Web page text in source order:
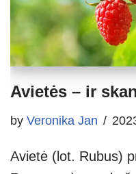
Avietės – ir
by Veronika Jan
Avietė (lot. Rubus)